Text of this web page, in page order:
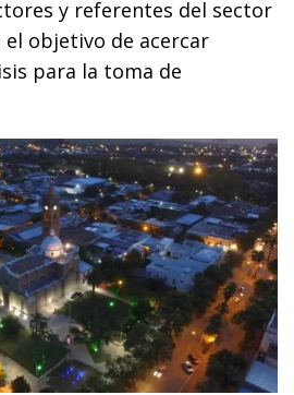
y referentes del sector
objetivo de acercar
para la toma de